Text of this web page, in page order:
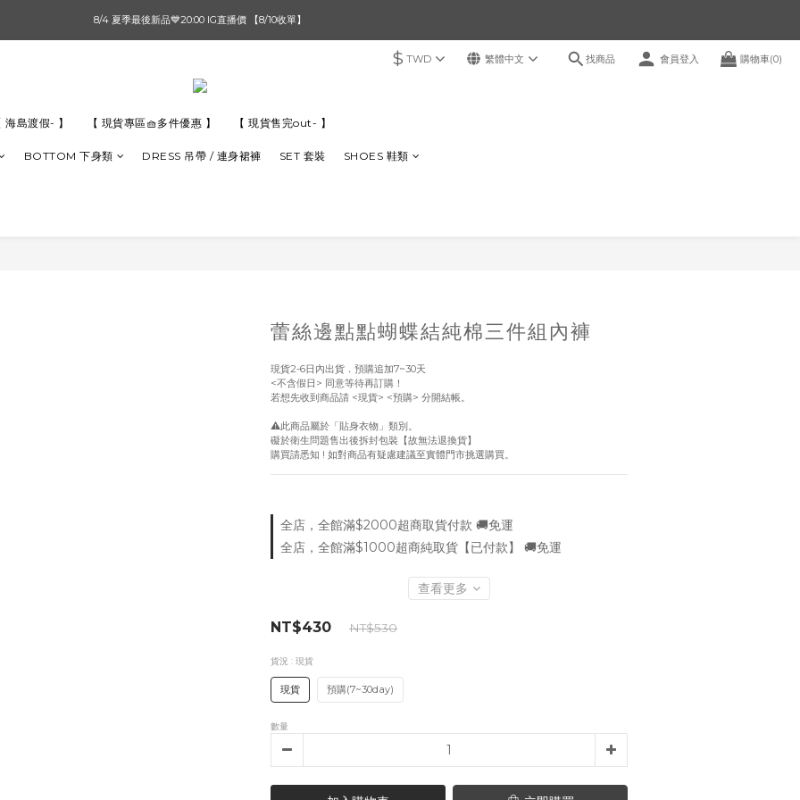
單筆滿$1000【先付款】 / 滿$2000【超取付款】 🚚免運費
8/4 夏季最後新品💙20:00 IG直播價 【8/10收單】
$ TWD 繁體中文 找商品 會員登入 購物車(0)
海島渡假- 】 【 現貨專區🧺多件優惠 】 【 現貨售完out- 】
BOTTOM 下身類 DRESS 吊帶 / 連身裙褲 SET 套裝 SHOES 鞋類
蕾絲邊點點蝴蝶結純棉三件組內褲
現貨2-6日內出貨．預購追加7~30天
<不含假日> 同意等待再訂購！
若想先收到商品請 <現貨> <預購> 分開結帳。
⚠️此商品屬於「貼身衣物」類別。
礙於衛生問題售出後拆封包裝【故無法退換貨】
購買請悉知 ! 如對商品有疑慮建議至實體門市挑選購買。
全店，全館滿$2000超商取貨付款 🚚免運
全店，全館滿$1000超商純取貨【已付款】 🚚免運
查看更多
NT$430 NT$530
貨況 : 現貨
現貨 預購(7~30day)
數量